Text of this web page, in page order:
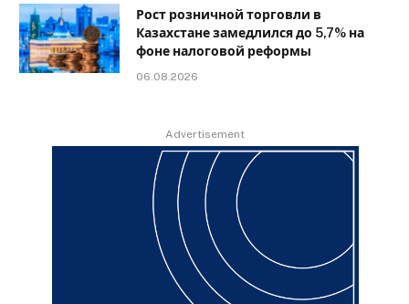
Рост розничной торговли в
Казахстане замедлился до 5,7% на
фоне налоговой реформы
06.08.2026
Advertisement